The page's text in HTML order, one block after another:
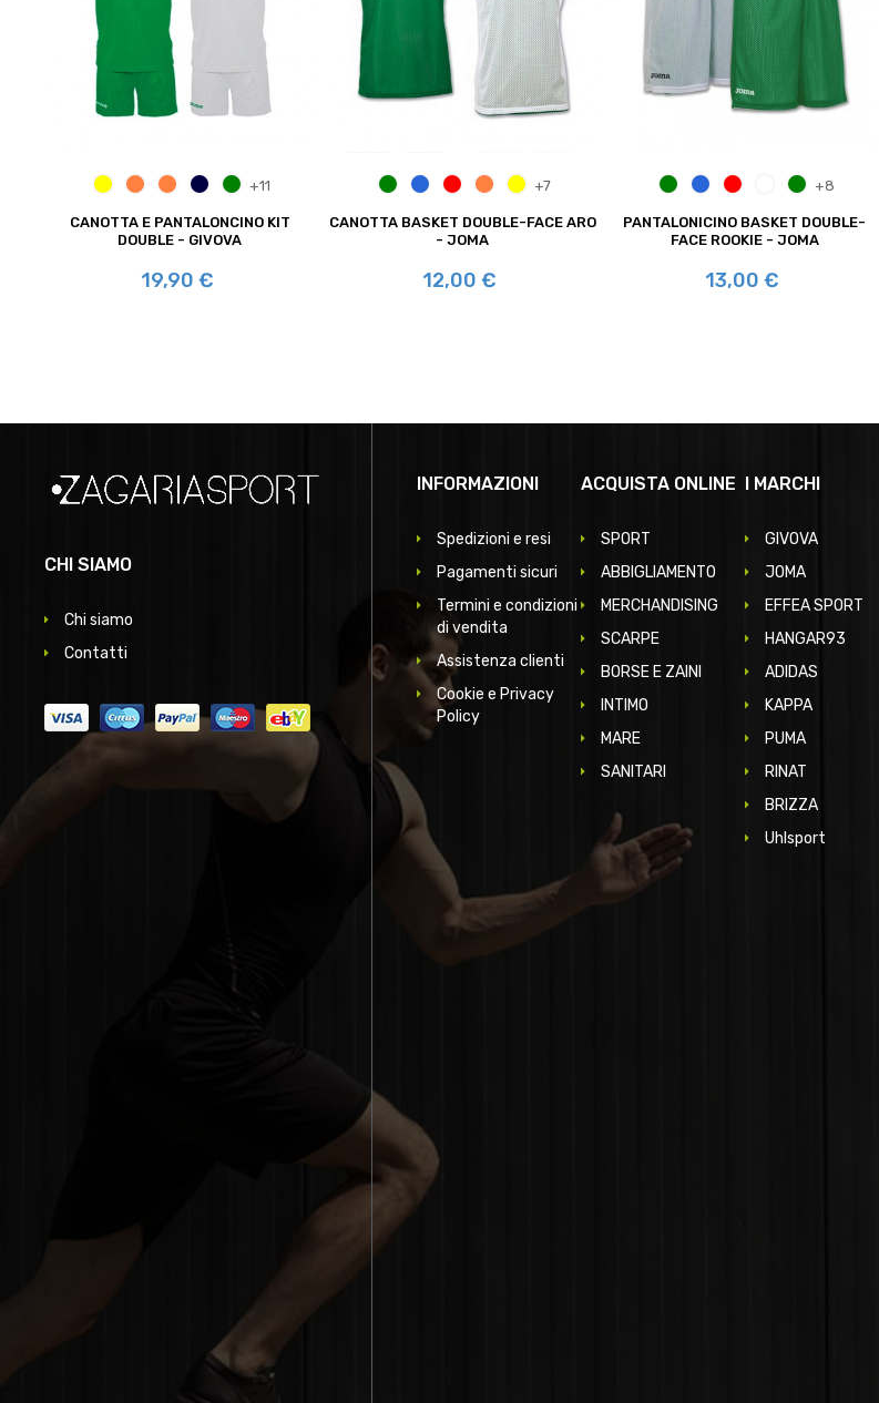
GIALLO/AZZURRO
ARANCIO/NERO
NERO/ARANCIO
BLU/ROSSOVERDE/BIANCO
+11
CANOTTA E PANTALONCINO KIT
DOUBLE - GIVOVA
Prezzo
19,90 €
VERDE/BIANCO
AZZURRO/BIANCO
ROSSO/BIANCO
ARANCIO/NERO
GIALLO
+7
CANOTTA BASKET DOUBLE-FACE ARO
- JOMA
Prezzo
12,00 €
VERDE/BIANCO
AZZURRO/BIANCO
ROSSO/BIANCO
BIANCO/AZZURRO
VERDE/NERO
+8
PANTALONICINO BASKET DOUBLE-
FACE ROOKIE - JOMA
Prezzo
13,00 €
CHI SIAMO
Chi siamo
Contatti
INFORMAZIONI
Spedizioni e resi
Pagamenti sicuri
Termini e condizioni
di vendita
Assistenza clienti
Cookie e Privacy
Policy
ACQUISTA ONLINE
SPORT
ABBIGLIAMENTO
MERCHANDISING
SCARPE
BORSE E ZAINI
INTIMO
MARE
SANITARI
I MARCHI
GIVOVA
JOMA
EFFEA SPORT
HANGAR93
ADIDAS
KAPPA
PUMA
RINAT
BRIZZA
Uhlsport